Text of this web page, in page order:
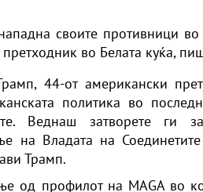
своите противници
во Белата куќа,
, 44-от американски
политика во
Веднаш затворете ги за
на Владата на
Трамп.
од профилот на MAGA во